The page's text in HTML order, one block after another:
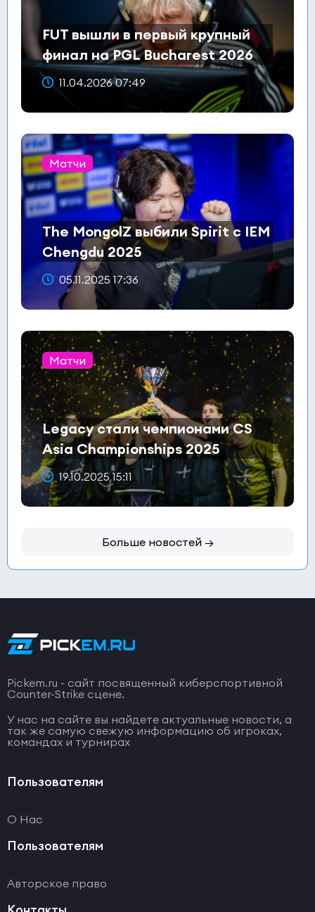
FUT вышли в первый крупный
финал на PGL Bucharest 2026
11.04.2026 07:49
Матчи
The MongolZ выбили Spirit с IEM
Chengdu 2025
05.11.2025 17:36
Матчи
Legacy стали чемпионами CS
Asia Championships 2025
19.10.2025 15:11
Больше новостей →
Pickem.ru - сайт посвященный киберспортивной
Counter-Strike сцене.
У нас на сайте вы найдете актуальные новости, а
так же самую свежую информацию об игроках,
командах и турнирах
Пользователям
О Нас
Пользователям
Авторское право